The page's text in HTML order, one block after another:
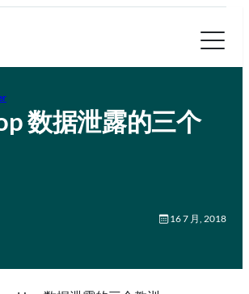
数据泄露的三个
16 7 月, 2018